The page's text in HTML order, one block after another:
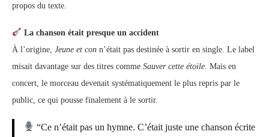
propos du texte.
La chanson était presque un accident
À l’origine, Jeune et con n’était pas destinée à sortir en single. Le label
misait davantage sur des titres comme Sauver cette étoile . Mais en
concert, le morceau devenait systématiquement le plus repris par le
public, ce qui pousse finalement à le sortir.
“Ce n’était pas un hymne. C’était juste une chanson écrite